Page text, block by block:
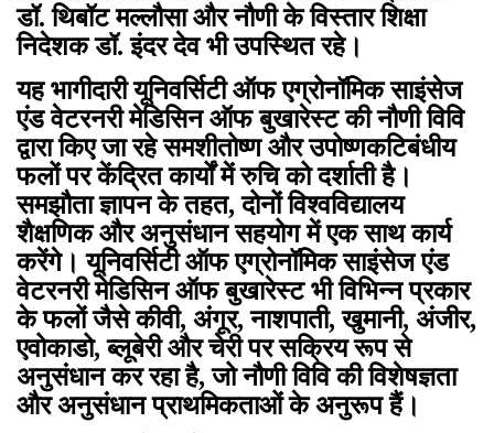
डॉ. थिबॉट मल्लौसा और नौणी के विस्तार शिक्षा
निदेशक डॉ. इंदर देव भी उपस्थित रहे।
यह भागीदारी यूनिवर्सिटी ऑफ एग्रोनॉमिक साइंसेज
एंड वेटरनरी मेडिसिन ऑफ बुखारेस्ट की नौणी विवि
द्वारा किए जा रहे समशीतोष्ण और उपोष्णकटिबंधीय
फलों पर केंद्रित कार्यों में रुचि को दर्शाती है।
समझौता ज्ञापन के तहत, दोनों विश्वविद्यालय
शैक्षणिक और अनुसंधान सहयोग में एक साथ कार्य
करेंगे। यूनिवर्सिटी ऑफ एग्रोनॉमिक साइंसेज एंड
वेटरनरी मेडिसिन ऑफ बुखारेस्ट भी विभिन्न प्रकार
के फलों जैसे कीवी, अंगूर, नाशपाती, खुमानी, अंजीर,
एवोकाडो, ब्लूबेरी और चेरी पर सक्रिय रूप से
अनुसंधान कर रहा है, जो नौणी विवि की विशेषज्ञता
और अनुसंधान प्राथमिकताओं के अनुरूप हैं।